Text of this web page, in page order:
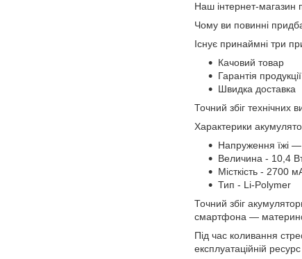
Наш інтернет-магазин
Чому ви повинні
Існує принаймні три
Качовий товар
Гарантія продукції
Швидка доставка
Точний збіг технічних
Характерики
Напруження їжі
Величина - 10,4
Місткість - 2700
Тип - Li-Polymer
Точний збіг
смартфона —
Під час коливання
експлуатаційній